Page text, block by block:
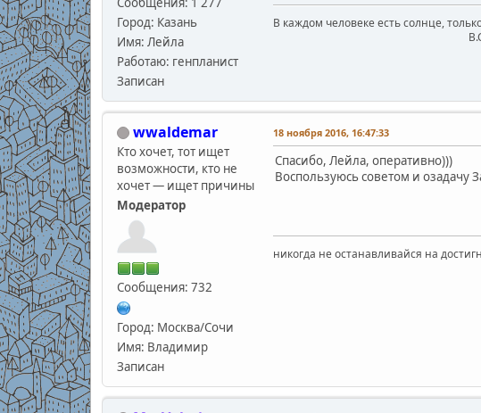
Город: Казань
Имя: Лейла
Работаю: генпланист
Записан
В каждом человеке есть солнце,
wwaldemar
Кто хочет, тот ищет
возможности, кто не
хочет — ищет причины
Модератор
Сообщения: 732
Город: Москва/Сочи
Имя: Владимир
Записан
18 ноября 2016, 16:47:33
Спасибо, Лейла, оперативно)))
Воспользуюсь советом и озадачу
никогда не останавливайся на